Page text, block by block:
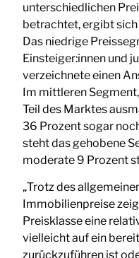
unterschiedlichen
betrachtet, ergibt
Das niedrige
Einsteiger:innen und
verzeichnete einen
Im mittleren
Teil des Marktes
36 Prozent sogar
steht das gehobene
moderate 9 Prozent
„Trotz des
Immobilienpreise
Preisklasse eine
vielleicht auf ein
zurückzuführen ist